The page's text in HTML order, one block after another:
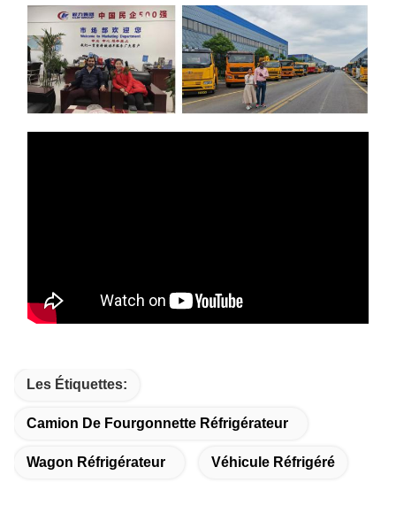
Les Étiquettes:
Camion De Fourgonnette Réfrigérateur
Wagon Réfrigérateur Véhicule Réfrigéré